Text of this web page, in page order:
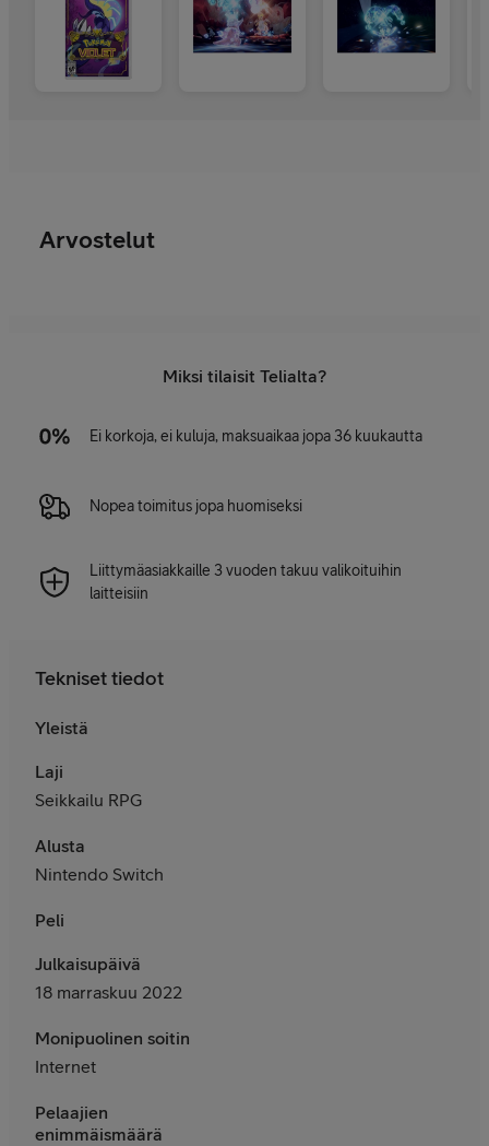
Arvostelut
Miksi tilaisit Telialta?
Ei korkoja, ei kuluja, maksuaikaa jopa 36 kuukautta
Nopea toimitus jopa huomiseksi
Liittymäasiakkaille 3 vuoden takuu valikoituihin
laitteisiin
Tekniset tiedot
Yleistä
Laji
Seikkailu RPG
Alusta
Nintendo Switch
Peli
Julkaisupäivä
18 marraskuu 2022
Monipuolinen soitin
Internet
Pelaajien
enimmäismäärä